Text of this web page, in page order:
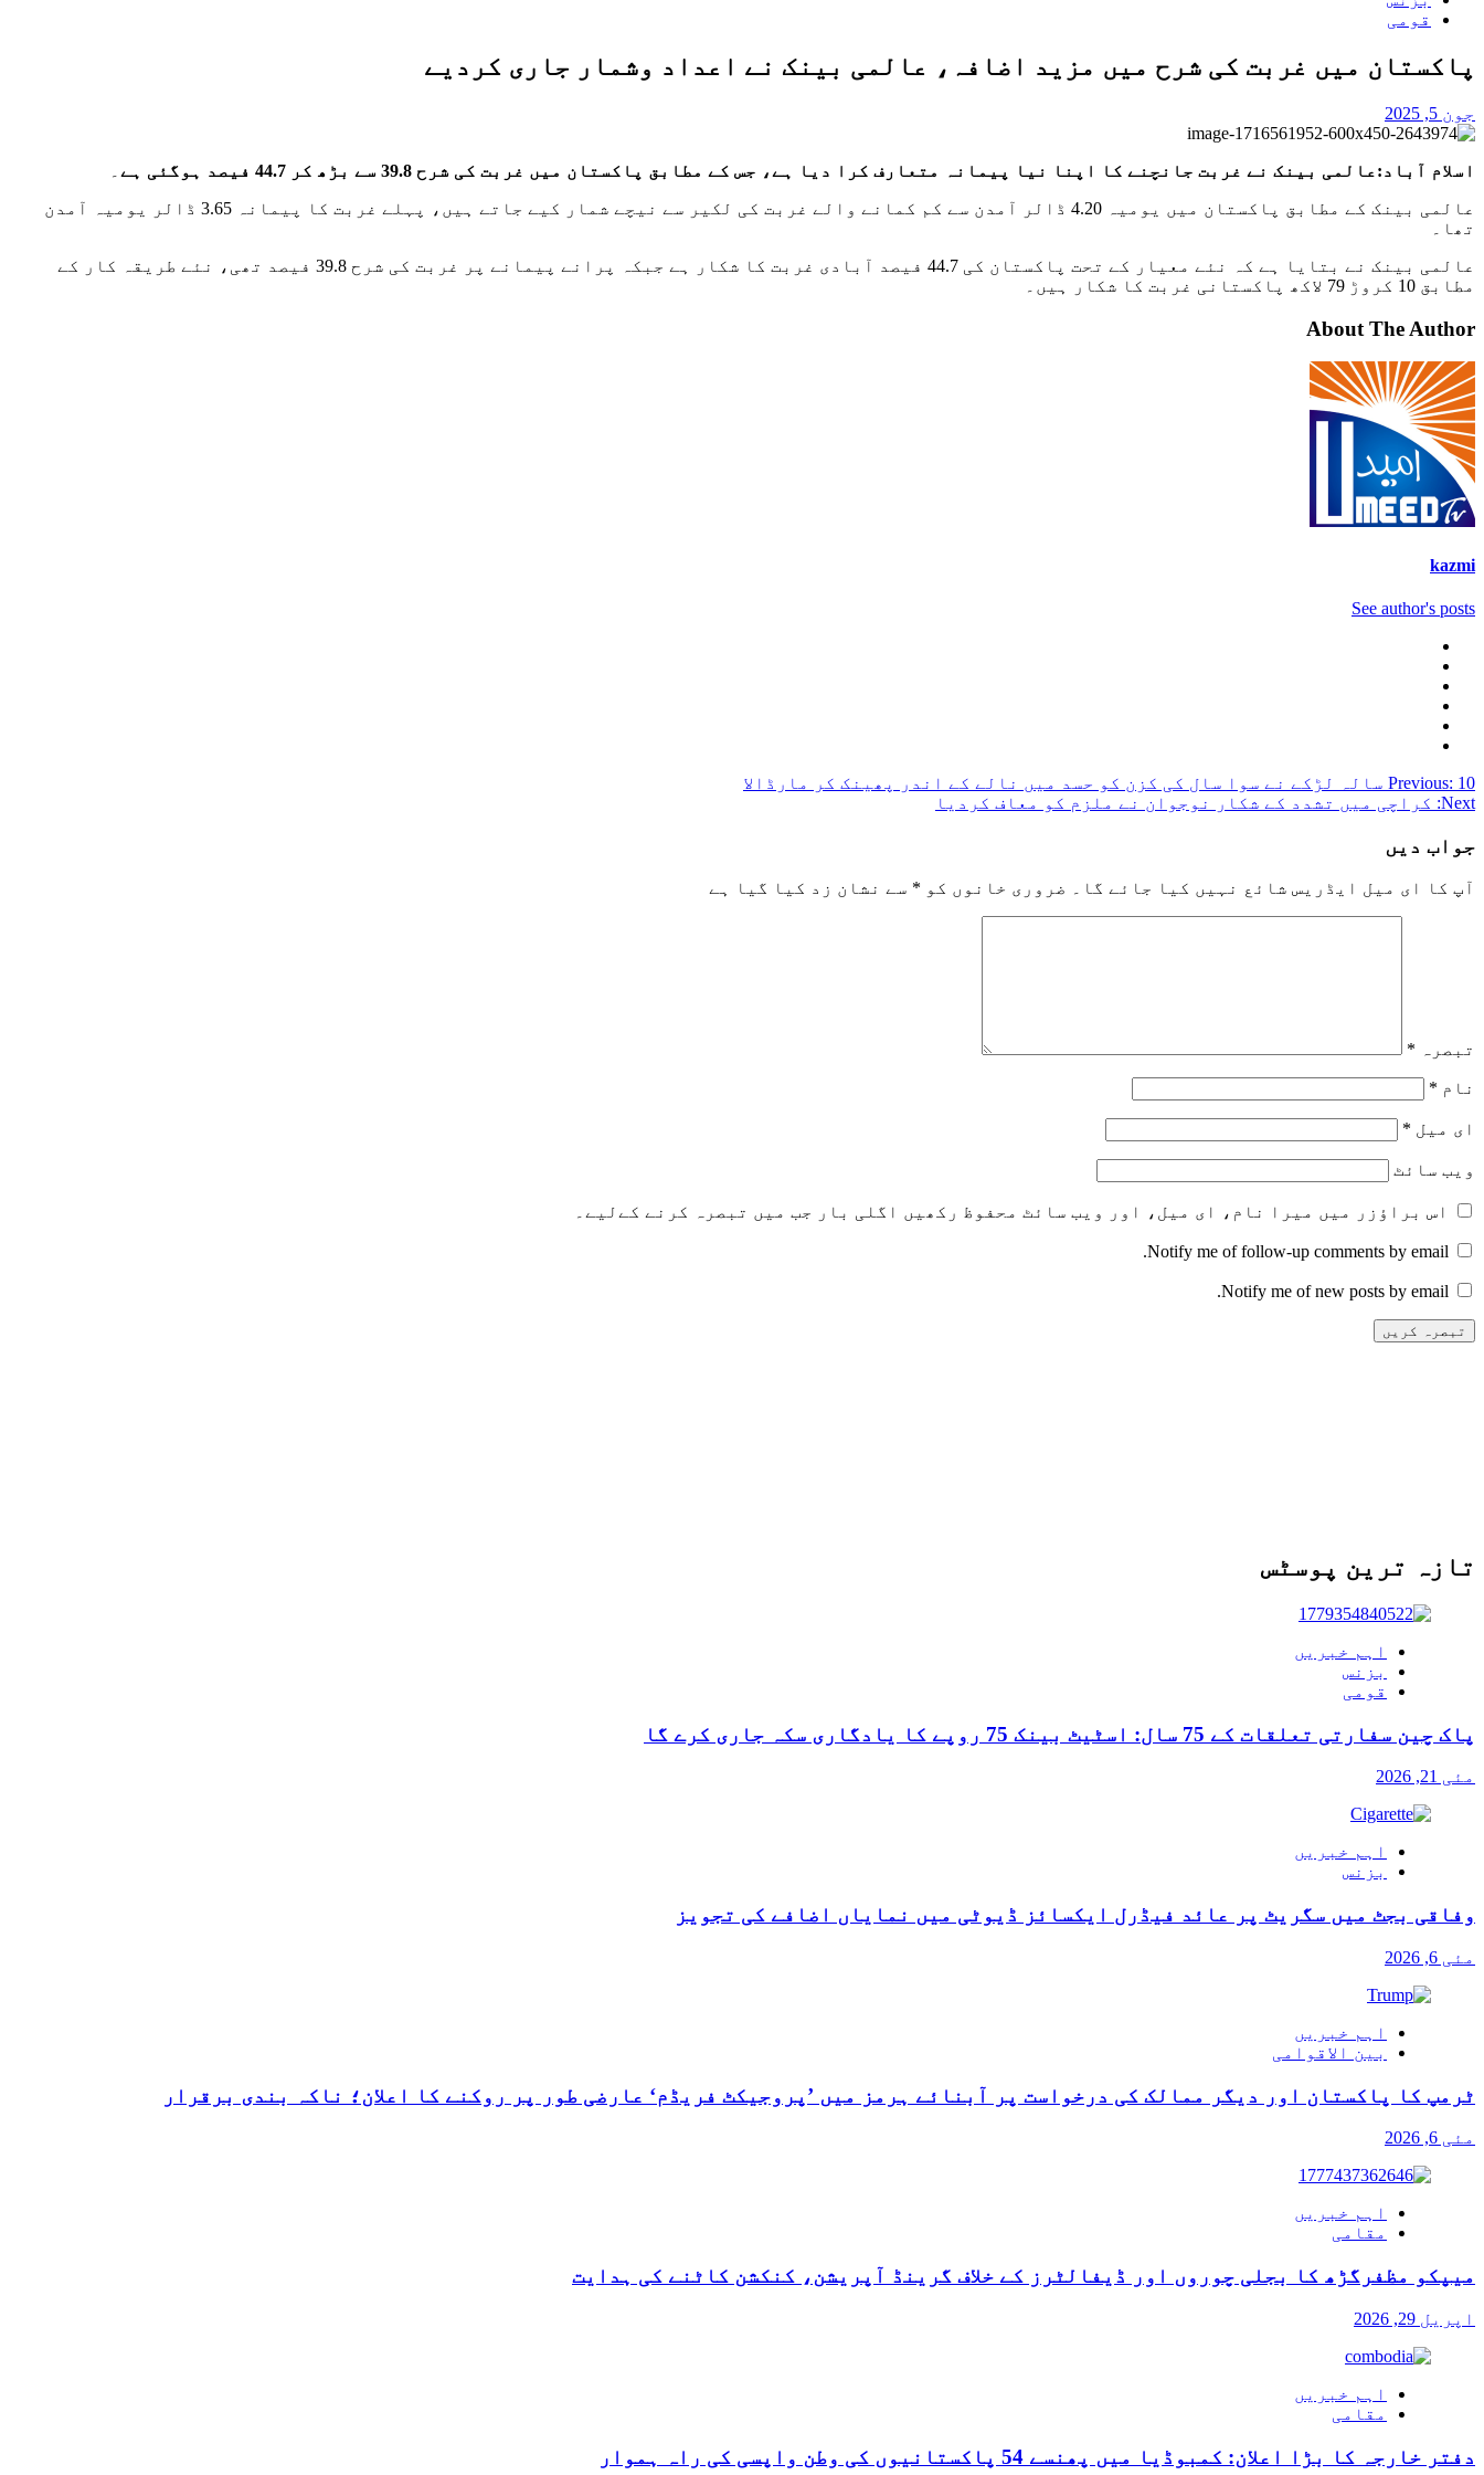
قومی
پاکستان میں غربت کی شرح میں مزید اضافہ، عالمی بینک نے اعداد وشمار جاری کردیے
جون 5, 2025
اسلام آباد:عالمی بینک نے غربت جانچنے کا اپنا نیا پیمانہ متعارف کرا دیا ہے، جس کے مطابق پاکستان میں غربت کی شرح 39.8 سے بڑھ کر 44.7 فیصد ہوگئی ہے
عالمی بینک کے مطابق پاکستان میں یومیہ 4.20 ڈالر آمدن سے کم کمانے والے غربت کی لکیر سے نیچے شمار کیے جاتے ہیں، پہلے غربت کا پیمانہ 3.65 ڈالر یومیہ آمدن
تھا۔
عالمی بینک نے بتایا ہے کہ نئے معیار کے تحت پاکستان کی 44.7 فیصد آبادی غربت کا شکار ہے جبکہ پرانے پیمانے پر غربت کی شرح 39.8 فیصد تھی، نئے طریقہ کار کے
مطابق 10 کروڑ 79 لاکھ پاکستانی غربت کا شکار ہیں۔
About The Author
kazmi
See author's posts
Post
navigation
Previous: 10 سالہ لڑکے نے سوا سال کی کزن کو حسد میں نالے کے اندر پھینک کر مارڈالا
Next: کراچی میں تشدد کے شکار نوجوان نے ملزم کو معاف کردیا
جواب دیں
آپ کا ای میل ایڈریس شائع نہیں کیا جائے گا۔ ضروری خانوں کو * سے نشان زد کیا گیا ہے
تبصرہ *
نام *
ای میل *
ویب‌ سائٹ
اس براؤزر میں میرا نام، ای میل، اور ویب سائٹ محفوظ رکھیں اگلی بار جب میں تبصرہ کرنے کےلیے۔
Notify me of follow-up comments by email.
Notify me of new posts by email.
تازہ ترین پوسٹس
اہم خبریں
بزنس
قومی
پاک چین سفارتی تعلقات کے 75 سال: اسٹیٹ بینک 75 روپے کا یادگاری سکہ جاری کرے گا
مئی 21, 2026
اہم خبریں
بزنس
وفاقی بجٹ میں سگریٹ پر عائد فیڈرل ایکسائز ڈیوٹی میں نمایاں اضافے کی تجویز
مئی 6, 2026
اہم خبریں
بین الاقوامی
ٹرمپ کا پاکستان اور دیگر ممالک کی درخواست پر آبنائے ہرمز میں ’پروجیکٹ فریڈم‘ عارضی طور پر روکنے کا اعلان؛ ناکہ بندی برقرار
مئی 6, 2026
اہم خبریں
مقامی
میپکو مظفرگڑھ کا بجلی چوروں اور ڈیفالٹرز کے خلاف گرینڈ آپریشن، کنکشن کاٹنے کی ہدایت
اپریل 29, 2026
اہم خبریں
مقامی
دفتر خارجہ کا بڑا اعلان: کمبوڈیا میں پھنسے 54 پاکستانیوں کی وطن واپسی کی راہ ہموار